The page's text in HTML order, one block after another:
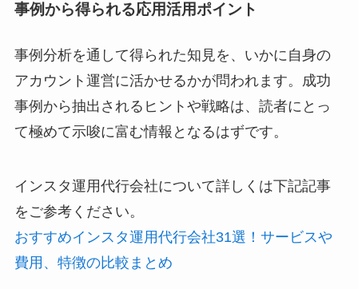
事例から得られる応用活用ポイント
事例分析を通して得られた知見を、いかに自身の
アカウント運営に活かせるかが問われます。成功
事例から抽出されるヒントや戦略は、読者にとっ
て極めて示唆に富む情報となるはずです。
インスタ運用代行会社について詳しくは下記記事
をご参考ください。
おすすめインスタ運用代行会社31選！サービスや
費用、特徴の比較まとめ